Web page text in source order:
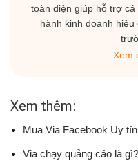
toàn diện giúp hỗ trợ
hành kinh doanh
Xem
Xem thêm:
Mua Via Facebook Uy
Via chạy quảng cáo là